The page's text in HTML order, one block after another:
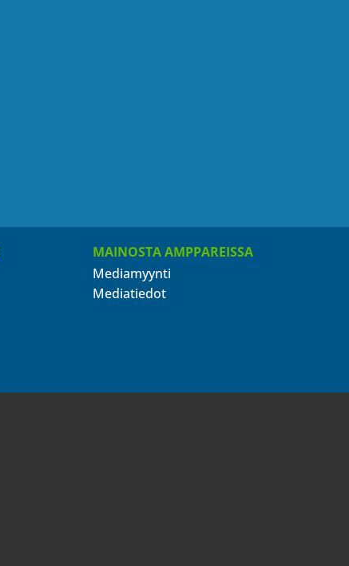
MAINOSTA AMPPAREISSA
Mediamyynti
Mediatiedot